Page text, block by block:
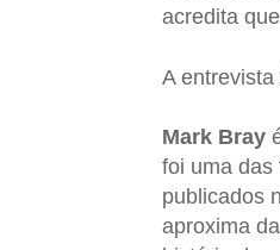
acredita
A entrevista
Mark Bray
foi uma das
publicados
aproxima